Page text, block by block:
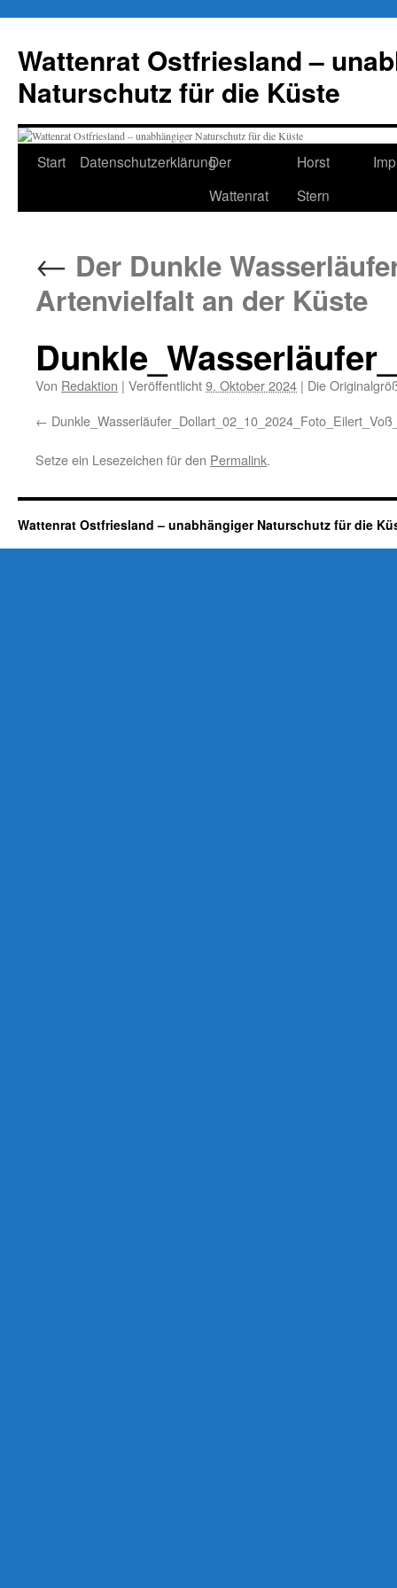
springen
Wattenrat Ostfriesland –
Naturschutz für die Küste
Start DatenschutzerklärungDer
Wattenrat
Horst
Stern
← Der Dunkle
Artenvielfalt an der Küste
Von Redaktion | Veröffentlicht9. Oktober 2024 | Die
Setze ein Lesezeichen für den Permalink.
Wattenrat Ostfriesland – unabhängiger Naturschutz für die